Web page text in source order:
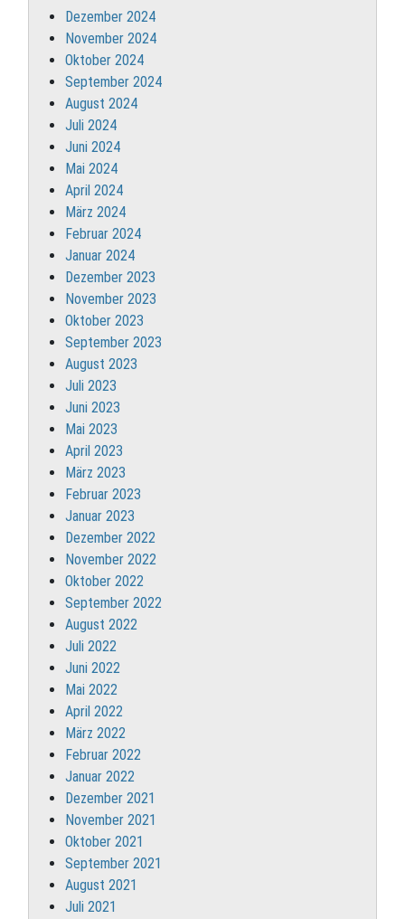
Dezember 2024
November 2024
Oktober 2024
September 2024
August 2024
Juli 2024
Juni 2024
Mai 2024
April 2024
März 2024
Februar 2024
Januar 2024
Dezember 2023
November 2023
Oktober 2023
September 2023
August 2023
Juli 2023
Juni 2023
Mai 2023
April 2023
März 2023
Februar 2023
Januar 2023
Dezember 2022
November 2022
Oktober 2022
September 2022
August 2022
Juli 2022
Juni 2022
Mai 2022
April 2022
März 2022
Februar 2022
Januar 2022
Dezember 2021
November 2021
Oktober 2021
September 2021
August 2021
Juli 2021